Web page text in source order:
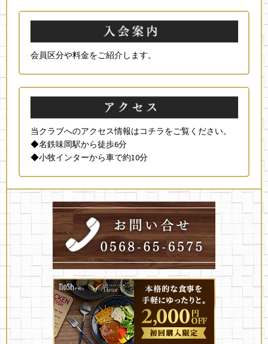
会員区分や料金をご紹介します。
当クラブへのアクセス情報はコチラをご覧ください。
◆名鉄味岡駅から徒歩6分
◆小牧インターから車で約10分